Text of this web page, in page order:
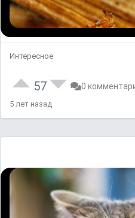
Интересное
57 0
5 лет назад